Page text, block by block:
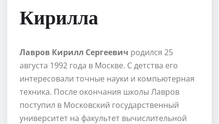
Кирилла
Лавров Кирилл Сергеевич родился 25
августа 1992 года в Москве. С детства его
интересовали точные науки и компьютерная
техника. После окончания школы Лавров
поступил в Московский государственный
университет на факультет вычислительной